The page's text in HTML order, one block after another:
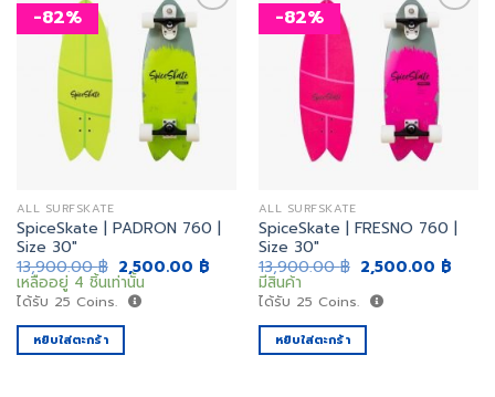
-82%
สิ่งที่
อยาก
ALL SURFSKATE
SpiceSkate | PADRON 760 |
Size 30″
13,900.00฿ Original
price
was:
13,900.00 ฿.
2,500.00 ฿Current
2,500.00 ฿.
เหลืออยู่ 4 ชิ้นเท่านั้น
ได้รับ 25 Coins.
หยิบใส่ตะกร้า
-82%
เพิ่ม
สิ่งที่
อยาก
ALL SURFSKATE
SpiceSkate | FRESNO 760 |
Size 30″
13,900.00฿ Original
price
was:
13,900.00 ฿.
2,500.00 ฿
มีสินค้า
ได้รับ 25 Coins.
หยิบใส่ตะกร้า